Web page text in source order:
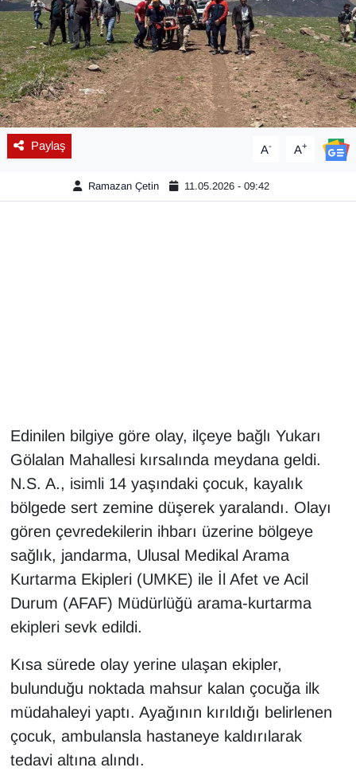
Paylaş A- A+
Ramazan Çetin 11.05.2026 - 09:42
Edinilen bilgiye göre olay, ilçeye bağlı Yukarı
Gölalan Mahallesi kırsalında meydana geldi.
N.S. A., isimli 14 yaşındaki çocuk, kayalık
bölgede sert zemine düşerek yaralandı. Olayı
gören çevredekilerin ihbarı üzerine bölgeye
sağlık, jandarma, Ulusal Medikal Arama
Kurtarma Ekipleri (UMKE) ile İl Afet ve Acil
Durum (AFAF) Müdürlüğü arama-kurtarma
ekipleri sevk edildi.
Kısa sürede olay yerine ulaşan ekipler,
bulunduğu noktada mahsur kalan çocuğa ilk
müdahaleyi yaptı. Ayağının kırıldığı belirlenen
çocuk, ambulansla hastaneye kaldırılarak
tedavi altına alındı.
DÜNYA
EĞİTİM
EKONOMİ
Eleman
Emlak
İngilizce
Kadın
Kamu Alımları
Kim Kimdir?
Kültür & Sanat
KURDÎ
MAGAZİN
MEDYA